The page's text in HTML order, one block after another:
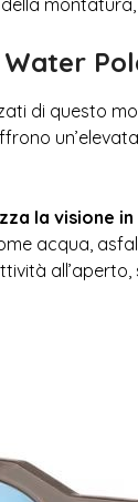
di questo
la visione
acqua,